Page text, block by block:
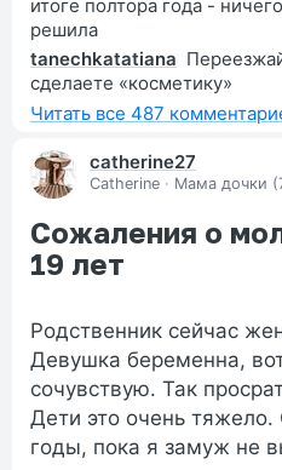
итоге полтора года -
решила
tanechkatatiana
сделаете «косметику»
Читать все 487
catherine27
Catherine · Мама дочки
Сожаления о
19 лет
Родственник сейчас
Девушка беременна,
сочувствую. Так
Дети это очень
годы, пока я замуж не